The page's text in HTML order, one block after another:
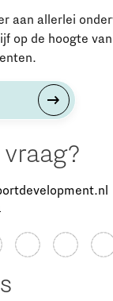
aan allerlei
op de hoogte